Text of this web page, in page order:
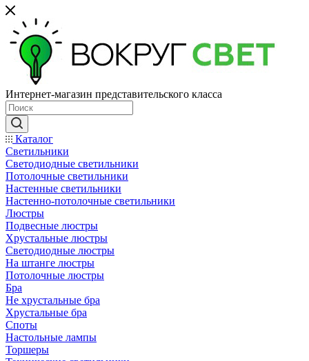
Интернет-магазин представительского класса
Каталог
Светильники
Светодиодные светильники
Потолочные светильники
Настенные светильники
Настенно-потолочные светильники
Люстры
Подвесные люстры
Хрустальные люстры
Светодиодные люстры
На штанге люстры
Потолочные люстры
Бра
Не хрустальные бра
Хрустальные бра
Споты
Настольные лампы
Торшеры